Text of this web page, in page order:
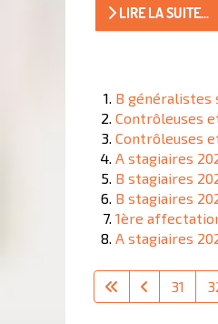
LIRE LA SUITE...
B généralistes
Contrôleuses
Contrôleuses
A stagiaires
B stagiaires
B stagiaires
1ère
A stagiaires
31